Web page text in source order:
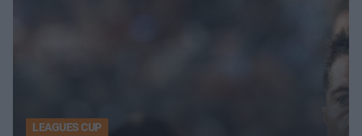
LEAGUES CUP